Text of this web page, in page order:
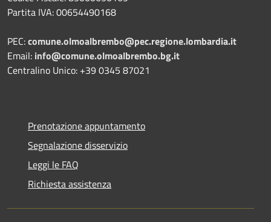
Partita IVA: 00654490168
PEC:comune.olmoalbrembo@pec.regione.lombardia.it
Email: info@comune.olmoalbrembo.bg.it
Centralino Unico: +39 0345 87021
Prenotazione appuntamento
Segnalazione disservizio
Leggi le FAQ
Richiesta assistenza